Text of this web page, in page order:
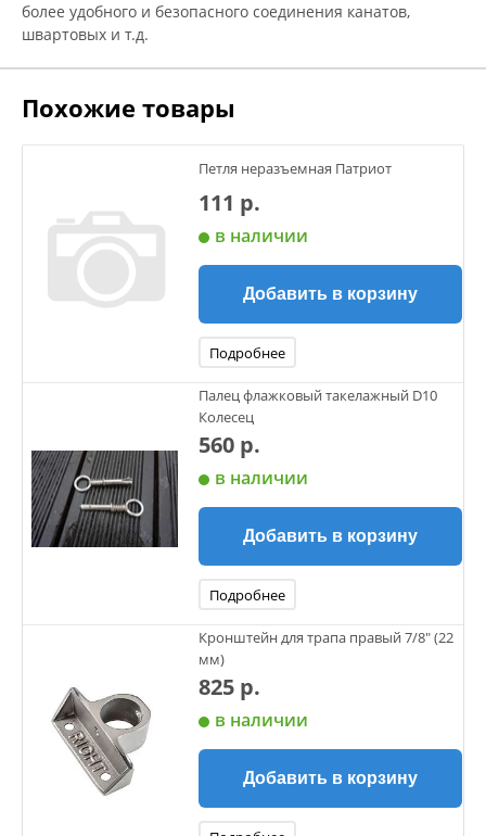
более удобного и безопасного соединения канатов,
швартовых и т.д.
Похожие товары
Петля неразъемная Патриот
111 р.
в наличии
Добавить в корзину
Подробнее
Палец флажковый такелажный D10
Колесец
560 р.
в наличии
Добавить в корзину
Подробнее
Кронштейн для трапа правый 7/8" (22
мм)
825 р.
в наличии
Добавить в корзину